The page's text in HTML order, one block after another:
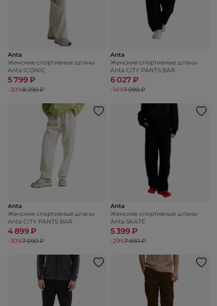
Anta
Женские спортивные штаны
Anta ICONIC
5 799 ₽
-30%8 290 ₽
Anta
Женские спортивные штаны
Anta CITY PANTS BAR
6 027 ₽
-14%7 090 ₽
Anta
Женские спортивные штаны
Anta CITY PANTS BAR
4 899 ₽
-30%7 090 ₽
Anta
Женские спортивные штаны
Anta SKATE
5 399 ₽
-29%7 690 ₽